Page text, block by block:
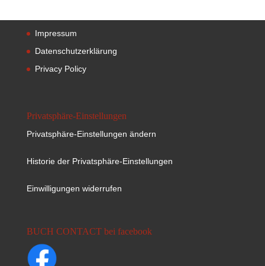
Impressum
Datenschutzerklärung
Privacy Policy
Privatsphäre-Einstellungen
Privatsphäre-Einstellungen ändern
Historie der Privatsphäre-Einstellungen
Einwilligungen widerrufen
BUCH CONTACT bei facebook